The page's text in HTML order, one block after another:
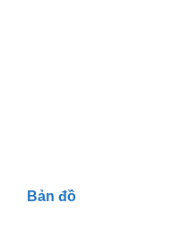
Bản đồ